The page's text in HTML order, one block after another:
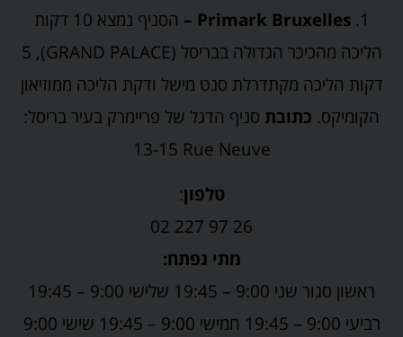
1.
Primark Bruxelles –
הסניף נמצא 10 דקות
הליכה מהכיכר הגדולה בבריסל (GRAND PALACE), 5
דקות הליכה מקתדרלת סנט מישל ודקת הליכה ממוזיאון
הקומיקס. כתובת סניף הדגל של פריימרק בעיר בריסל:
13-15 Rue Neuve
טלפון:
02 227 97 26
מתי נפתח:
ראשון סגור שני 9:00 – 19:45 שלישי 9:00 – 19:45
רביעי 9:00 – 19:45 חמישי 9:00 – 19:45 שישי 9:00